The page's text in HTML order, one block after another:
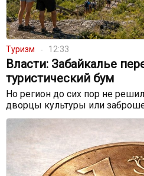
Туризм 12:33
Власти: Забайкалье
туристический бум
Но регион до сих пор не
дворцы культуры или